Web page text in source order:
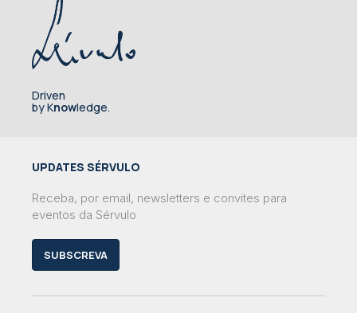
Driven
by Knowledge.
UPDATES SÉRVULO
Receba, por email, newsletters e convites para
eventos da Sérvulo
SUBSCREVA